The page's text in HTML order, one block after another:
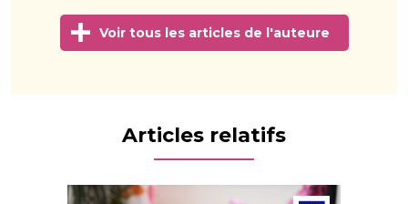
Voir tous les articles de l'auteure
Articles relatifs